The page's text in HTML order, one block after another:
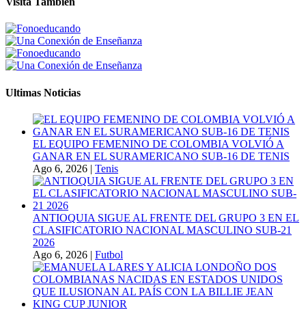
Ultimas Noticias
EL EQUIPO FEMENINO DE COLOMBIA VOLVIÓ A
GANAR EN EL SURAMERICANO SUB-16 DE TENIS
Ago 6, 2026 | Tenis
ANTIOQUIA SIGUE AL FRENTE DEL GRUPO 3 EN EL
CLASIFICATORIO NACIONAL MASCULINO SUB-21
2026
Ago 6, 2026 | Futbol